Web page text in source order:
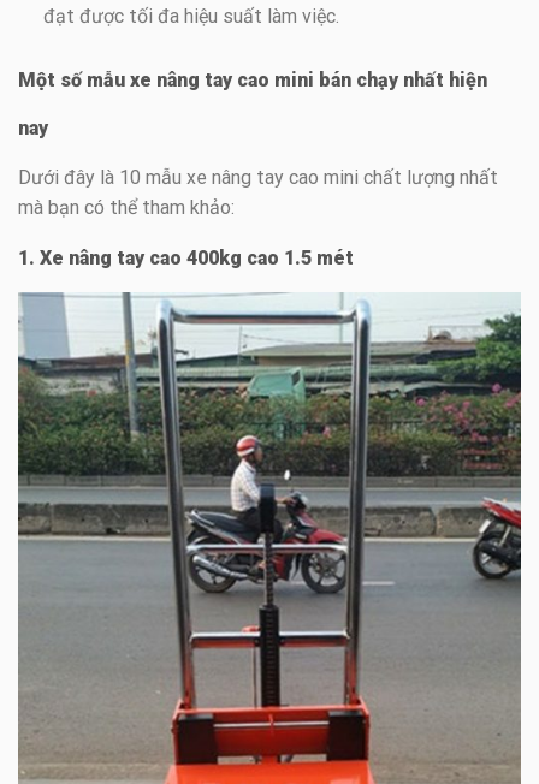
đạt được tối đa hiệu suất làm việc.
Một số mẫu xe nâng tay cao mini bán chạy nhất hiện
nay
Dưới đây là 10 mẫu xe nâng tay cao mini chất lượng nhất
mà bạn có thể tham khảo:
1. Xe nâng tay cao 400kg cao 1.5 mét